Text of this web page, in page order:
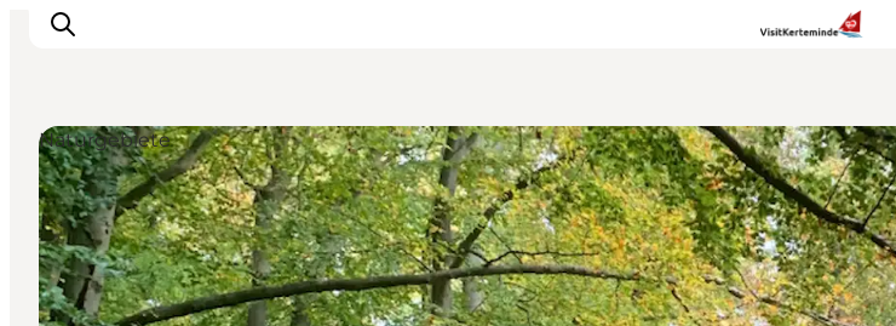
Sehenswürdigkeiten
Aktivitäten
Essen und trinken
Unterkünfte
Naturgebiete